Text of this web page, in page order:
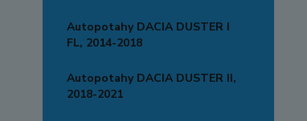
Autopotahy DACIA DUSTER I
FL, 2014-2018
Autopotahy DACIA DUSTER II,
2018-2021